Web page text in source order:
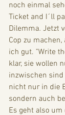
noch einmal
Ticket and I´ll
Dilemma. Jetzt
Cop zu
ich gut. "Write
klar, sie wollen
inzwischen
nicht nur in die
sondern auch
Es geht also